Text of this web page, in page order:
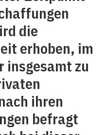
die
erhoben, im
insgesamt zu
ihren
befragt